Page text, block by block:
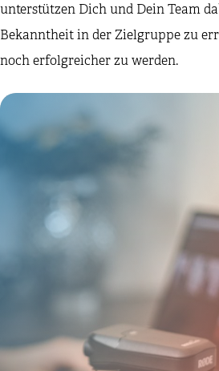
unterstützen Dich und Dein Team
Bekanntheit in der Zielgruppe zu
noch erfolgreicher zu werden.